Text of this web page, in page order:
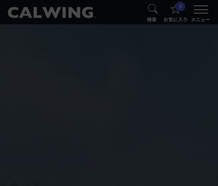
® 検索
0
お気に入り メニュー
®